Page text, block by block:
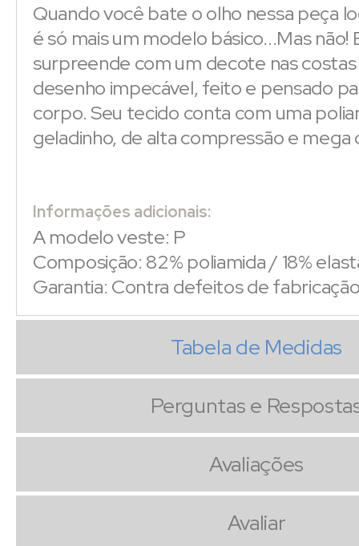
Quando você bate o olho nessa peça
é só mais um modelo básico...Mas não!
surpreende com um decote nas
desenho impecável, feito e pensado
corpo. Seu tecido conta com uma
geladinho, de alta compressão e mega
Informações adicionais:
A modelo veste: P
Composição: 82% poliamida / 18%
Garantia: Contra defeitos de
Tabela de Medidas
Perguntas e
Avaliações
Avaliar